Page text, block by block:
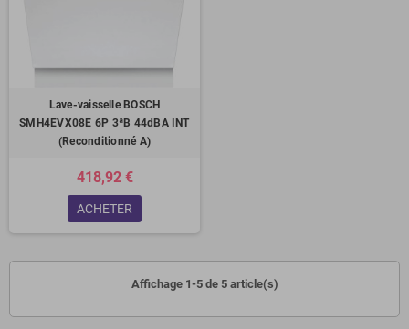
Lave-vaisselle BOSCH
SMH4EVX08E 6P 3ªB 44dBA INT
(Reconditionné A)
418,92 €
ACHETER
Affichage 1-5 de 5 article(s)